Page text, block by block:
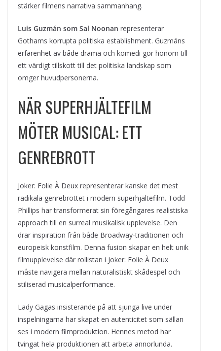
stärker filmens narrativa sammanhang.
Luis Guzmán som Sal Noonan representerar
Gothams korrupta politiska establishment. Guzmáns
erfarenhet av både drama och komedi gör honom till
ett värdigt tillskott till det politiska landskap som
omger huvudpersonerna.
NÄR SUPERHJÄLTEFILM
MÖTER MUSICAL: ETT
GENREBROTT
Joker: Folie À Deux representerar kanske det mest
radikala genrebrottet i modern superhjältefilm. Todd
Phillips har transformerat sin föregångares realistiska
approach till en surreal musikalisk upplevelse. Den
drar inspiration från både Broadway-traditionen och
europeisk konstfilm. Denna fusion skapar en helt unik
filmupplevelse där rollistan i Joker: Folie À Deux
måste navigera mellan naturalistiskt skådespel och
stiliserad musicalperformance.
Lady Gagas insisterande på att sjunga live under
inspelningarna har skapat en autenticitet som sällan
ses i modern filmproduktion. Hennes metod har
tvingat hela produktionen att arbeta annorlunda.